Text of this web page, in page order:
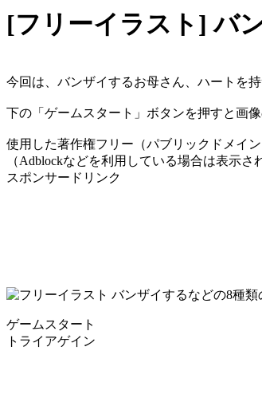
content
[フリーイラスト] バ
今回は、バンザイするお母さん、ハートを
下の「ゲームスタート」ボタンを押すと画
使用した著作権フリー（パブリックドメイ
（Adblockなどを利用している場合は表示さ
スポンサードリンク
ゲームスタート
トライアゲイン